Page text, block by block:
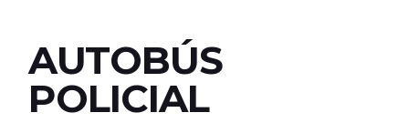
AUTOBÚS
POLICIAL